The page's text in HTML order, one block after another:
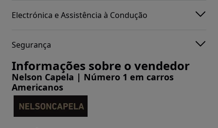
Electrónica e Assistência à Condução
Segurança
Informações sobre o vendedor
Nelson Capela | Número 1 em carros
Americanos